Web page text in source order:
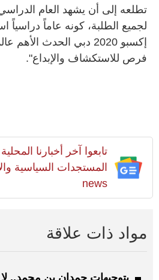
تطلعه إلى أن يشهد العام
لجميع الطلبة، كونه عاماً دراسياً
إكسبو 2020 دبي الحدث
فرص للاستكشاف والإبداع".
تابعوا آخر أخبارنا
news
مواد ذات علاقة
بتوجيهات حمدان بن محمد..